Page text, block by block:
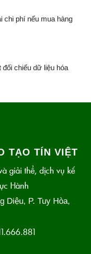
chi phí nếu mua hàng
chiếu dữ liệu hóa
TẠO TÍN VIỆT
giải thể, dịch vụ kế
Hành
Diệu, P. Tuy Hòa,